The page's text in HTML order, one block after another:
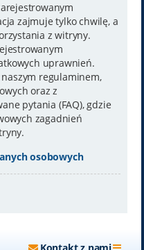
zajmuje tylko chwilę, a
z witryny.
uprawnień.
regulaminem,
oraz z
pytania (FAQ), gdzie
zagadnień
osobowych
Kontakt z nami